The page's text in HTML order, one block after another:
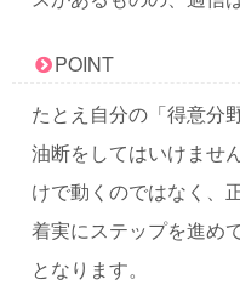
POINT
たとえ自分の「得意分
油断をしてはいけませ
けで動くのではなく、
着実にステップを進め
となります。